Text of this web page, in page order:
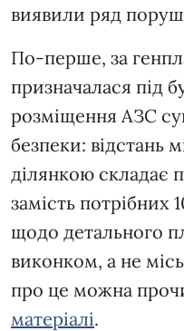
виявили ряд
По-перше, за
призначалася під
розміщення АЗС
безпеки: відстань
ділянкою складає
замість потрібних
щодо детального
виконком, а не
про це можна
матеріалі.